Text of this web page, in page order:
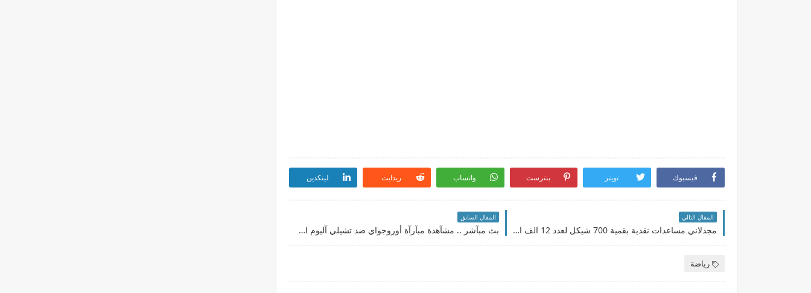
فيسبوك تويتر بنترست واتساب ريدايت لينكدين
المقال التالي
مجدلاني مساعدات نقدية بقمية 700 شيكل لعدد 12 الف اسرة فقيرة في قطاع غزةمجدلاني مساعدات نقدية بقمية 700 شيكل لعدد 12 الف اسرة فقيرة في قطاع غزة
المقال السابق
بث مبآشر .. مشآهدة مبآرآة أوروجواي ضد تشيلي آليوم الاربعآء بتآريخ 30 - 3 - 2022 تصفيآت كآس آلعآلم - آمريكآ آلجنوبية
رياضة